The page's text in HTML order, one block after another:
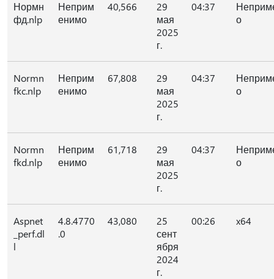
Нормн
фд.nlp
Неприм
енимо
40,566
29
мая
2025
г.
04:37
о
Normn
fkc.nlp
Неприм
енимо
67,808
29
мая
2025
г.
04:37
о
Normn
fkd.nlp
Неприм
енимо
61,718
29
мая
2025
г.
04:37
о
Aspnet
_perf.dl
l
4.8.4770
.0
43,080
25
сент
ября
2024
г.
00:26 x64